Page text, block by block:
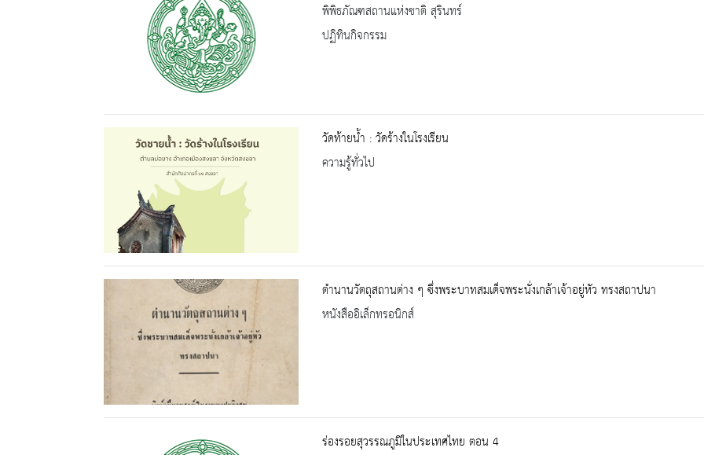
พิพิธภัณฑสถานแห่งชาติ สุรินทร์
ปฏิทินกิจกรรม
วัดท้ายน้ำ : วัดร้างในโรงเรียน
ความรู้ทั่วไป
ตำนานวัตถุสถานต่าง ๆ ซึ่งพระบาทสมเด็จพระนั่งเกล้าเจ้าอยู่หัว ทรงสถาปนา
หนังสืออิเล็กทรอนิกส์
ร่องรอยสุวรรณภูมิในประเทศไทย ตอน 4